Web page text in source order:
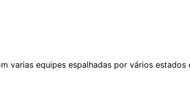
varias equipes espalhadas por vários